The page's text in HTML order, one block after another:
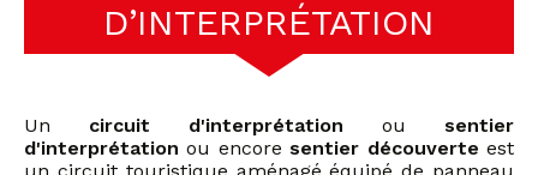
D’INTERPRÉTATION
Un circuit d'interprétation ou sentier
d'interprétation ou encoresentier découverte est